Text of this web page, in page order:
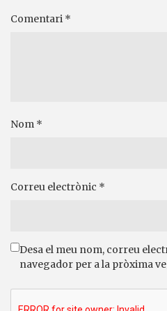
Comentari *
Nom *
Correu electrònic *
Desa el meu nom, correu
navegador per a la pròxima